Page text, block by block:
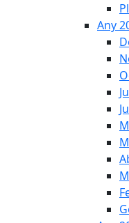
Any